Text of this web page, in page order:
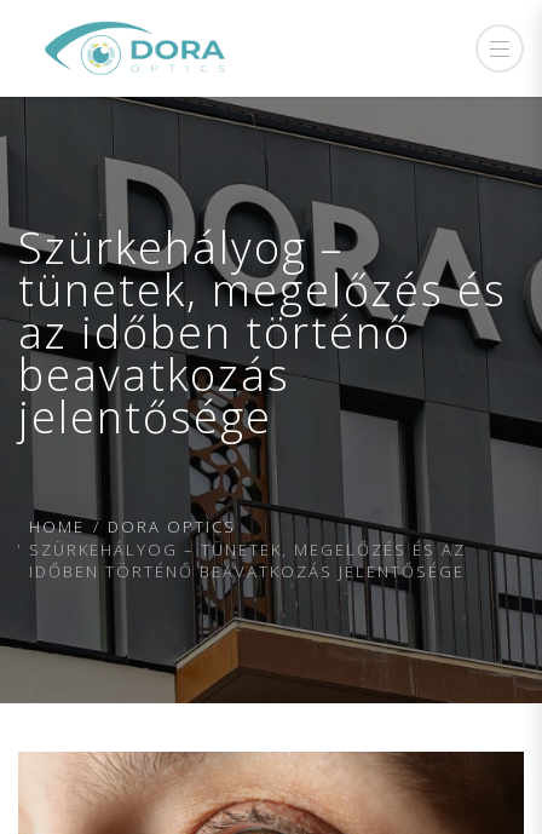
Szürkehályog –
tünetek, megelőzés és
az időben történő
beavatkozás
jelentősége
HOME
DORA OPTICS
SZÜRKEHÁLYOG – TÜNETEK, MEGELŐZÉS ÉS AZ
IDŐBEN TÖRTÉNŐ BEAVATKOZÁS JELENTŐSÉGE